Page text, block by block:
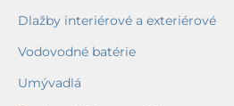
Dlažby interiérové a exteriérové
Vodovodné batérie
Umývadlá